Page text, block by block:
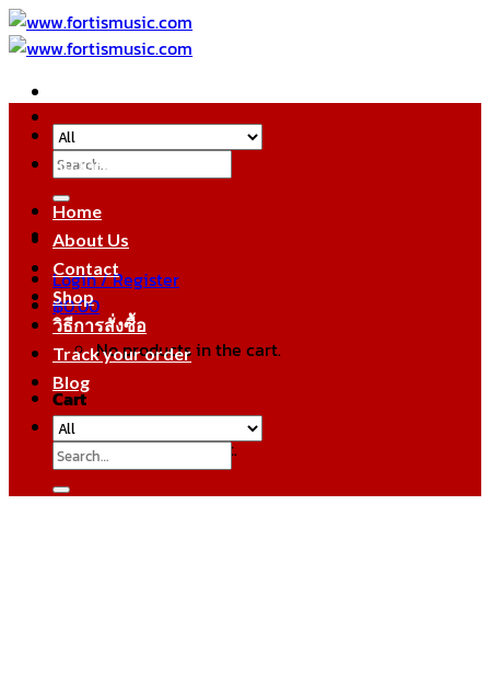
Skip
to
Search
for:
Login / Register
฿0.00
No products in the cart.
Cart
No products in the cart.
หมวดหมู่สินค้า
Home
About Us
Contact
Shop
วิธีการสั่งซื้อ
Track your order
Blog
Search
for: